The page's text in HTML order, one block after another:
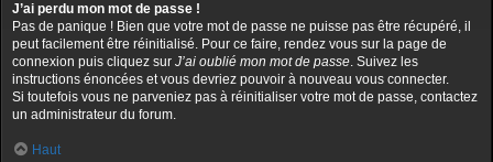
J’ai perdu mon mot de passe !
Pas de panique ! Bien que votre mot de passe ne puisse pas être récupéré, il
peut facilement être réinitialisé. Pour ce faire, rendez vous sur la page de
connexion puis cliquez sur J’ai oublié mon mot de passe. Suivez les
instructions énoncées et vous devriez pouvoir à nouveau vous connecter.
Si toutefois vous ne parveniez pas à réinitialiser votre mot de passe, contactez
un administrateur du forum.
Haut